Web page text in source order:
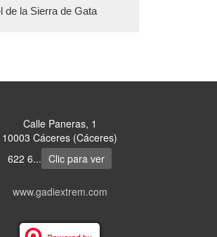
de la Sierra de Gata
Calle Paneras, 1
10003 Cáceres (Cáceres)
622 6... Clic para ver
www.gadiextrem.com